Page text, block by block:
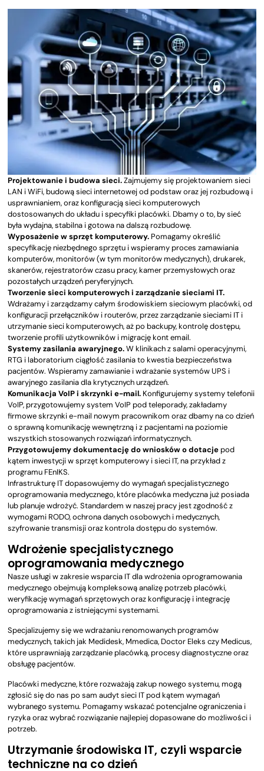
Projektowanie i budowa sieci.Zajmujemy się projektowaniem sieci
LAN i WiFi, budową sieci internetowej od podstaw oraz jej rozbudową i
usprawnianiem, oraz konfiguracją sieci komputerowych
dostosowanych do układu i specyfiki placówki. Dbamy o to, by sieć
była wydajna, stabilna i gotowa na dalszą rozbudowę.
Wyposażenie w sprzęt komputerowy. Pomagamy określić
specyfikację niezbędnego sprzętu i wspieramy proces zamawiania
komputerów, monitorów (w tym monitorów medycznych), drukarek,
skanerów, rejestratorów czasu pracy, kamer przemysłowych oraz
pozostałych urządzeń peryferyjnych.
Tworzenie sieci komputerowych i zarządzanie sieciami IT.
Wdrażamy i zarządzamy całym środowiskiem sieciowym placówki, od
konfiguracji przełączników i routerów, przez zarządzanie sieciami IT i
utrzymanie sieci komputerowych, aż po backupy, kontrolę dostępu,
tworzenie profili użytkowników i migrację kont email.
Systemy zasilania awaryjnego.W klinikach z salami operacyjnymi,
RTG i laboratorium ciągłość zasilania to kwestia bezpieczeństwa
pacjentów. Wspieramy zamawianie i wdrażanie systemów UPS i
awaryjnego zasilania dla krytycznych urządzeń.
Komunikacja VoIP i skrzynki e-mail. Konfigurujemy systemy telefonii
VoIP, przygotowujemy system VoIP pod teleporady, zakładamy
firmowe skrzynki e-mail nowym pracownikom oraz dbamy na co dzień
o sprawną komunikację wewnętrzną i z pacjentami na poziomie
wszystkich stosowanych rozwiązań informatycznych.
Przygotowujemy dokumentację do wniosków o dotacjepod
kątem inwestycji w sprzęt komputerowy i sieci IT, na przykład z
programu FEnIKS.
Infrastrukturę IT dopasowujemy do wymagań specjalistycznego
oprogramowania medycznego, które placówka medyczna już posiada
lub planuje wdrożyć. Standardem w naszej pracy jest zgodność z
wymogami RODO, ochrona danych osobowych i medycznych,
szyfrowanie transmisji oraz kontrola dostępu do systemów.
Wdrożenie specjalistycznego
oprogramowania medycznego
Nasze usługi w zakresie wsparcia IT dla wdrożenia oprogramowania
medycznego obejmują kompleksową analizę potrzeb placówki,
weryfikację wymagań sprzętowych oraz konfigurację i integrację
oprogramowania z istniejącymi systemami.
Specjalizujemy się we wdrażaniu renomowanych programów
medycznych, takich jak Medidesk, Mmedica, Doctor Eleks czy Medicus,
które usprawniają zarządzanie placówką, procesy diagnostyczne oraz
obsługę pacjentów.
Placówki medyczne, które rozważają zakup nowego systemu, mogą
zgłosić się do nas po sam audyt sieci IT pod kątem wymagań
wybranego systemu. Pomagamy wskazać potencjalne ograniczenia i
ryzyka oraz wybrać rozwiązanie najlepiej dopasowane do możliwości i
potrzeb.
Utrzymanie środowiska IT, czyli wsparcie
techniczne na co dzień